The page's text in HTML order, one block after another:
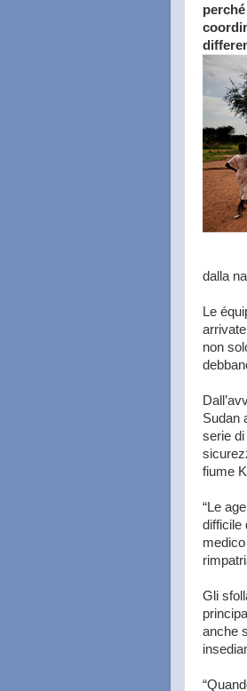
dalla
Le
non
Sudan
serie
fiume
“Le
difficile
Gli
anche